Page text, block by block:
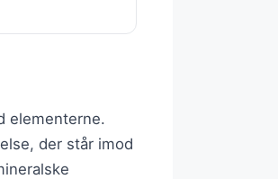
elementerne.
der står imod